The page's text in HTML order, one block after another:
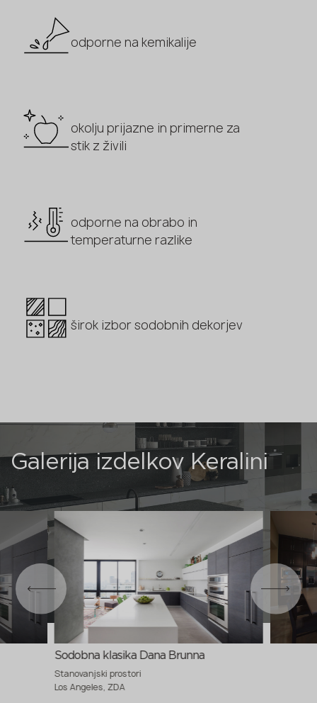
odporne na kemikalije
okolju prijazne in primerne za
stik z živili
odporne na obrabo in
temperaturne razlike
širok izbor sodobnih dekorjev
Galerija izdelkov Keralini
Sodobna klasika Dana Brunna
Stanovanjski prostori
Los Angeles, ZDA